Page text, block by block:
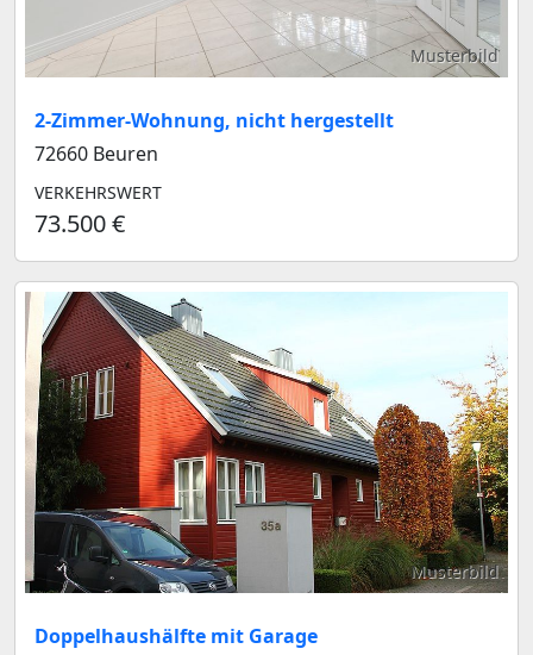
Musterbild
2-Zimmer-Wohnung, nicht hergestellt
72660 Beuren
VERKEHRSWERT
73.500 €
Musterbild
Doppelhaushälfte mit Garage